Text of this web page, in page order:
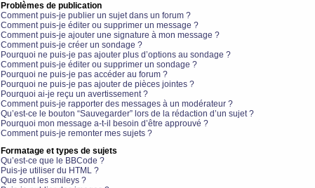
Problèmes de publication
Comment puis-je publier un sujet dans un forum ?
Comment puis-je éditer ou supprimer un message ?
Comment puis-je ajouter une signature à mon message ?
Comment puis-je créer un sondage ?
Pourquoi ne puis-je pas ajouter plus d’options au sondage ?
Comment puis-je éditer ou supprimer un sondage ?
Pourquoi ne puis-je pas accéder au forum ?
Pourquoi ne puis-je pas ajouter de pièces jointes ?
Pourquoi ai-je reçu un avertissement ?
Comment puis-je rapporter des messages à un modérateur ?
Qu’est-ce le bouton “Sauvegarder” lors de la rédaction d’un sujet ?
Pourquoi mon message a-t-il besoin d’être approuvé ?
Comment puis-je remonter mes sujets ?
Formatage et types de sujets
Qu’est-ce que le BBCode ?
Puis-je utiliser du HTML ?
Que sont les smileys ?